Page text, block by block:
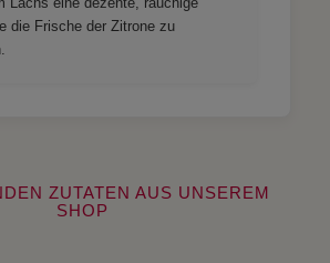
die Frische der Zitrone zu
ZUTATEN AUS UNSEREM
SHOP